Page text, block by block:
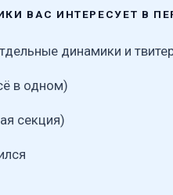
ВАС ИНТЕРЕСУЕТ В
динамики и
в одном)
секция)